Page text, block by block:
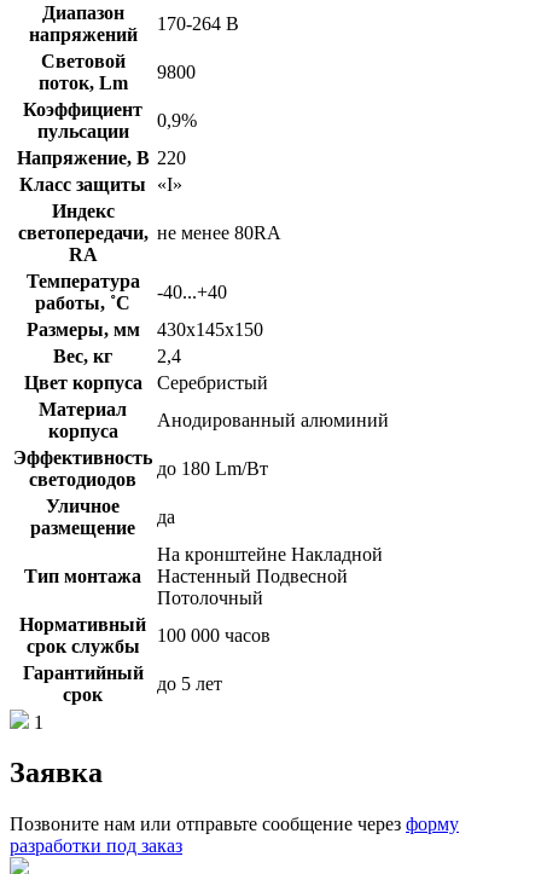
Диапазон
напряжений
170-264 В
Световой
поток, Lm
9800
Коэффициент
пульсации
0,9%
Напряжение, В 220
Класс защиты
«I»
Индекс
светопередачи,
RA
не менее 80RA
Температура
работы, ˚С
-40...+40
Размеры, мм
430х145х150
Вес, кг
2,4
Цвет корпуса
Серебристый
Материал
корпуса
Анодированный алюминий
Эффективность
светодиодов
до 180 Lm/Вт
Уличное
размещение
да
Тип монтажа
На кронштейне Накладной
Настенный Подвесной
Потолочный
Нормативный
срок службы
100 000 часов
Гарантийный
срок
до 5 лет
1
Заявка
Позвоните нам или отправьте сообщение через форму
разработки под заказ